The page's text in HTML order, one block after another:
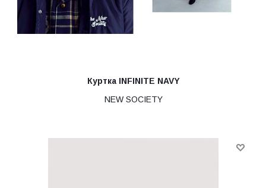
Куртка INFINITE NAVY
NEW SOCIETY